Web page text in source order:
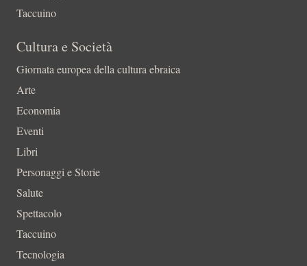
Taccuino
Cultura e Società
Giornata europea della cultura ebraica
Arte
Economia
Eventi
Libri
Personaggi e Storie
Salute
Spettacolo
Taccuino
Tecnologia